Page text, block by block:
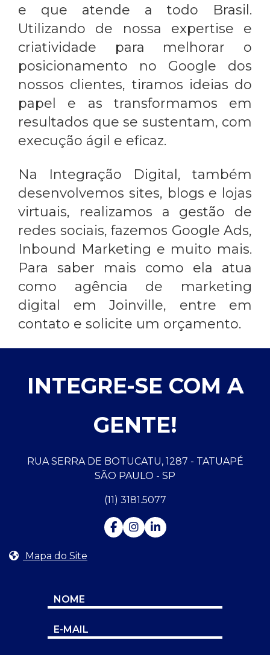
e que atende a todo Brasil.
Utilizando de nossa expertise e
criatividade para melhorar o
posicionamento no Google dos
nossos clientes, tiramos ideias do
papel e as transformamos em
resultados que se sustentam, com
execução ágil e eficaz.
Na Integração Digital, também
desenvolvemos sites, blogs e lojas
virtuais, realizamos a gestão de
redes sociais, fazemos Google Ads,
Inbound Marketing e muito mais.
Para saber mais como ela atua
como agência de marketing
digital em Joinville, entre em
contato e solicite um orçamento.
INTEGRE-SE COM A
GENTE!
RUA SERRA DE BOTUCATU, 1287 - TATUAPÉ
SÃO PAULO - SP
(11) 3181.5077
Mapa do Site